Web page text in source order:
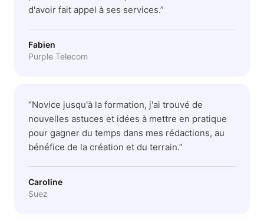
d'avoir fait appel à ses services.”
Fabien
Purple Telecom
“Novice jusqu'à la formation, j'ai trouvé de
nouvelles astuces et idées à mettre en pratique
pour gagner du temps dans mes rédactions, au
bénéfice de la création et du terrain.”
Caroline
Suez